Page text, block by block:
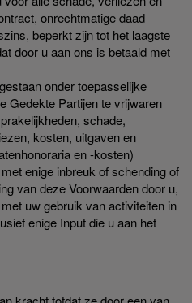
onrechtmatige daad
beperkt zijn tot het laagste
door u aan ons is betaald met
onder toepasselijke
Gedekte Partijen te vrijwaren
schade,
kosten, uitgaven en
en -kosten)
enige inbreuk of schending of
van deze Voorwaarden door u,
uw gebruik van activiteiten in
enige Input die u aan het